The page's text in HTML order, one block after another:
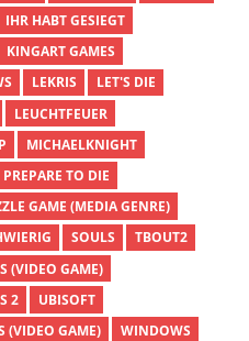
IHR HABT GESIEGT
KINGART GAMES
LEKRIS
LET'S DIE
LEUCHTFEUER
MICHAELKNIGHT
PREPARE TO DIE
GAME (MEDIA GENRE)
SOULS
TBOUT2
(VIDEO GAME)
2
UBISOFT
(VIDEO GAME) WINDOWS